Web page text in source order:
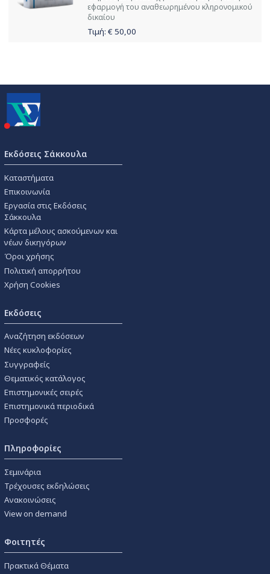
εφαρμογή του αναθεωρημένου κληρονομικού
δικαίου
Τιμή: € 50,00
Εκδόσεις Σάκκουλα
Καταστήματα
Επικοινωνία
Εργασία στις Εκδόσεις
Σάκκουλα
Κάρτα μέλους ασκούμενων και
νέων δικηγόρων
Όροι χρήσης
Πολιτική απορρήτου
Χρήση Cookies
Εκδόσεις
Αναζήτηση εκδόσεων
Νέες κυκλοφορίες
Συγγραφείς
Θεματικός κατάλογος
Επιστημονικές σειρές
Επιστημονικά περιοδικά
Προσφορές
Πληροφορίες
Σεμινάρια
Τρέχουσες εκδηλώσεις
Ανακοινώσεις
View on demand
Φοιτητές
Πρακτικά Θέματα